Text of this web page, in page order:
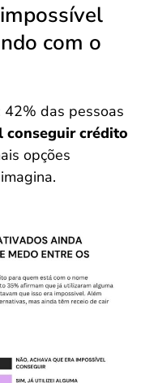
com o
42% das pessoas
conseguir crédito
opções